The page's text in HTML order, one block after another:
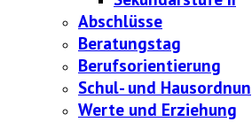
Abschlüsse
Beratungstag
Berufsorientierung
Schul- und
Werte und Erziehung